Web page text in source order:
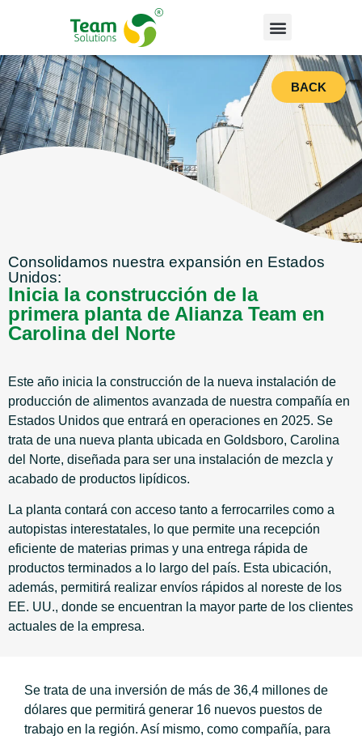
BACK
Consolidamos nuestra expansión en Estados
Unidos:
Inicia la construcción de la
primera planta de Alianza Team en
Carolina del Norte
Este año inicia la construcción de la nueva instalación de
producción de alimentos avanzada de nuestra compañía en
Estados Unidos que entrará en operaciones en 2025. Se
trata de una nueva planta ubicada en Goldsboro, Carolina
del Norte, diseñada para ser una instalación de mezcla y
acabado de productos lipídicos.
La planta contará con acceso tanto a ferrocarriles como a
autopistas interestatales, lo que permite una recepción
eficiente de materias primas y una entrega rápida de
productos terminados a lo largo del país. Esta ubicación,
además, permitirá realizar envíos rápidos al noreste de los
EE. UU., donde se encuentran la mayor parte de los clientes
actuales de la empresa.
Se trata de una inversión de más de 36,4 millones de
dólares que permitirá generar 16 nuevos puestos de
trabajo en la región. Así mismo, como compañía, para